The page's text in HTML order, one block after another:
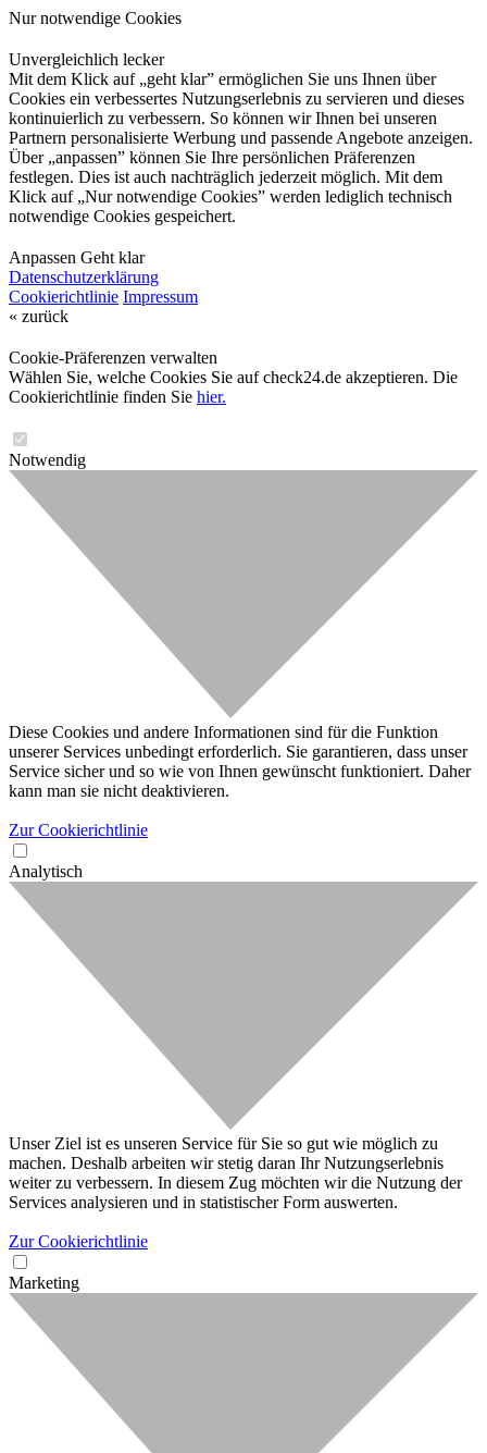
Nur notwendige Cookies
Unvergleichlich lecker
Mit dem Klick auf „geht klar” ermöglichen Sie uns Ihnen über
Cookies ein verbessertes Nutzungserlebnis zu servieren und dieses
kontinuierlich zu verbessern. So können wir Ihnen bei unseren
Partnern personalisierte Werbung und passende Angebote anzeigen.
Über „anpassen” können Sie Ihre persönlichen Präferenzen
festlegen. Dies ist auch nachträglich jederzeit möglich. Mit dem
Klick auf „Nur notwendige Cookies” werden lediglich technisch
notwendige Cookies gespeichert.
Anpassen Geht klar
Datenschutzerklärung
Cookierichtlinie Impressum
« zurück
Cookie-Präferenzen verwalten
Wählen Sie, welche Cookies Sie auf check24.de akzeptieren. Die
Cookierichtlinie finden Sie hier.
Notwendig
Diese Cookies und andere Informationen sind für die Funktion
unserer Services unbedingt erforderlich. Sie garantieren, dass unser
Service sicher und so wie von Ihnen gewünscht funktioniert. Daher
kann man sie nicht deaktivieren.
Zur Cookierichtlinie
Analytisch
Unser Ziel ist es unseren Service für Sie so gut wie möglich zu
machen. Deshalb arbeiten wir stetig daran Ihr Nutzungserlebnis
weiter zu verbessern. In diesem Zug möchten wir die Nutzung der
Services analysieren und in statistischer Form auswerten.
Zur Cookierichtlinie
Marketing